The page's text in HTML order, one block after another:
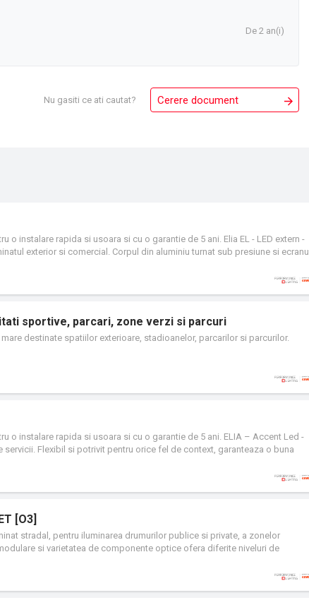
De 2 an(i)
Nu gasiti ce ati cautat? Cerere document
o instalare rapida si usoara si cu o garantie de 5 ani. Elia EL - LED extern -
exterior si comercial. Corpul din aluminiu turnat sub presiune si ecranul
sportive, parcari, zone verzi si parcuri
destinate spatiilor exterioare, stadioanelor, parcarilor si parcurilor.
o instalare rapida si usoara si cu o garantie de 5 ani. ELIA – Accent Led -
Flexibil si potrivit pentru orice fel de context, garanteaza o buna
[O3]
stradal, pentru iluminarea drumurilor publice si private, a zonelor
si varietatea de componente optice ofera diferite niveluri de
ale aparatului.